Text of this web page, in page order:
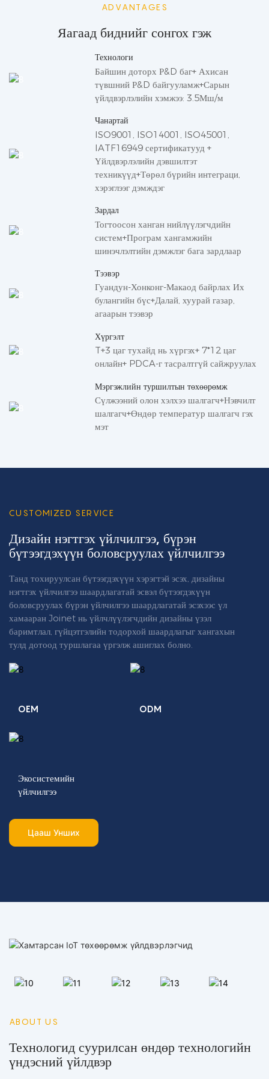
ADVANTAGES
Яагаад биднийг сонгох гэж
Технологи
Байшин доторх Р&D баг+ Ахисан
түвшний Р&D байгууламж+Сарын
үйлдвэрлэлийн хэмжээ: 3.5Мш/м
Чанартай
ISO9001, ISO14001, ISO45001,
IATF16949 сертификатууд +
Үйлдвэрлэлийн дэвшилтэт
техникүүд+Төрөл бүрийн интеграци,
хэрэглээг дэмждэг
Зардал
Тогтоосон ханган нийлүүлэгчдийн
систем+Програм хангамжийн
шинэчлэлтийн дэмжлэг бага зардлаар
Тээвэр
Гуандун-Хонконг-Макаод байрлах Их
булангийн бүс+Далай, хуурай газар,
агаарын тээвэр
Хүргэлт
T+3 цаг тухайд нь хүргэх+ 7*12 цаг
онлайн+ PDCA-г тасралтгүй сайжруулах
Мэргэжлийн туршилтын төхөөрөмж
Сүлжээний олон хэлхээ шалгагч+Нэвчилт
шалгагч+Өндөр температур шалгагч гэх
мэт
CUSTOMIZED SERVICE
Дизайн нэгтгэх үйлчилгээ, бүрэн
бүтээгдэхүүн боловсруулах үйлчилгээ
Танд тохируулсан бүтээгдэхүүн хэрэгтэй эсэх, дизайны
нэгтгэх үйлчилгээ шаардлагатай эсвэл бүтээгдэхүүн
боловсруулах бүрэн үйлчилгээ шаардлагатай эсэхээс үл
хамааран Joinet нь үйлчлүүлэгчдийн дизайны үзэл
баримтлал, гүйцэтгэлийн тодорхой шаардлагыг хангахын
тулд дотоод туршлагаа үргэлж ашиглах болно.
OEM ODM
Экосистемийн
үйлчилгээ
Цааш Унших
ABOUT US
Технологид суурилсан өндөр технологийн
үндэсний үйлдвэр